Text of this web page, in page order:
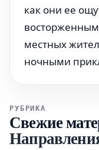
как они ее
местных
ночными
РУБРИКА
Свежие